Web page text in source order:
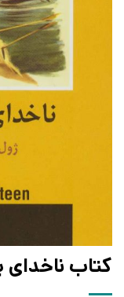
کتاب ناخدای